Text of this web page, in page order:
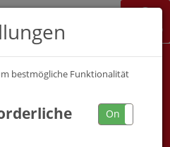
Job Map
Alle Berufe
bestmögliche Funktionalität
On